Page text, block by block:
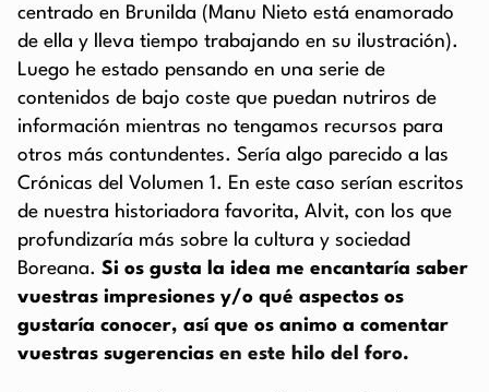
centrado en Brunilda (Manu Nieto está enamorado
de ella y lleva tiempo trabajando en su ilustración).
Luego he estado pensando en una serie de
contenidos de bajo coste que puedan nutriros de
información mientras no tengamos recursos para
otros más contundentes. Sería algo parecido a las
Crónicas del Volumen 1. En este caso serían escritos
de nuestra historiadora favorita, Alvit, con los que
profundizaría más sobre la cultura y sociedad
Boreana. Si os gusta la idea me encantaría saber
vuestras impresiones y/o qué aspectos os
gustaría conocer, así que os animo a comentar
vuestras sugerencias en este hilo del foro.